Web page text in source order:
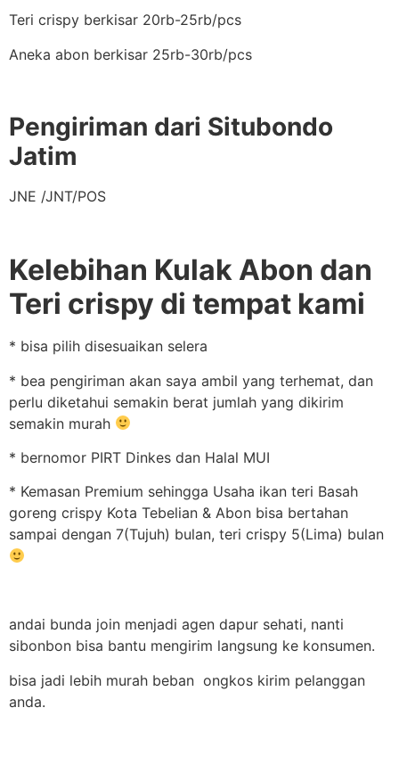
Teri crispy berkisar 20rb-25rb/pcs
Aneka abon berkisar 25rb-30rb/pcs
Pengiriman dari Situbondo
Jatim
JNE /JNT/POS
Kelebihan Kulak Abon dan
Teri crispy di tempat kami
* bisa pilih disesuaikan selera
* bea pengiriman akan saya ambil yang terhemat, dan
perlu diketahui semakin berat jumlah yang dikirim
semakin murah
* bernomor PIRT Dinkes dan Halal MUI
* Kemasan Premium sehingga Usaha ikan teri Basah
goreng crispy Kota Tebelian & Abon bisa bertahan
sampai dengan 7(Tujuh) bulan, teri crispy 5(Lima) bulan
andai bunda join menjadi agen dapur sehati, nanti
sibonbon bisa bantu mengirim langsung ke konsumen.
bisa jadi lebih murah beban ongkos kirim pelanggan
anda.